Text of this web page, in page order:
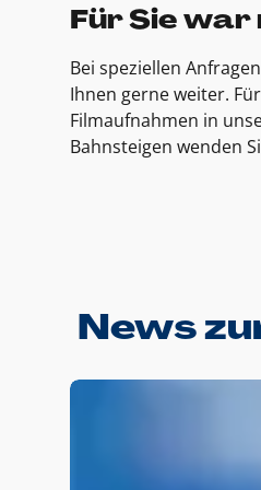
Für Sie war
Bei speziellen
Ihnen gerne weiter.
Filmaufnahmen in
Bahnsteigen wenden
News